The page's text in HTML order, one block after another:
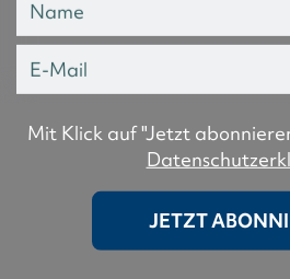
Mit Klick auf "Jetzt